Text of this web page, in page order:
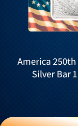
America
Silver Bar